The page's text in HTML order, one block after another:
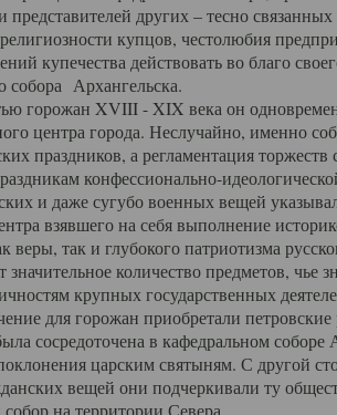
представителей других – тесно
купцов, честолюбия
купечества действовать во благо
собора Архангельска.
XVIII - XIX века он
центра города. Неслучайно, именно
праздников, а регламентация торжеств
конфессионально-
и даже сугубо военных вещей
взявшего на себя выполнение
веры, так и глубокого патриотизма
количество предметов, чье
крупных государственных
для горожан приобретали
сосредоточена в кафедральном соборе
царским святыням. С другой
вещей они подчеркивали ту
на территории Севера.